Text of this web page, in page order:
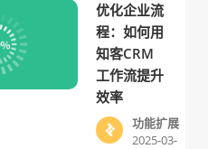
优化企业流
程：如何用
知客CRM
工作流提升
效率
功能扩展
2025-03-